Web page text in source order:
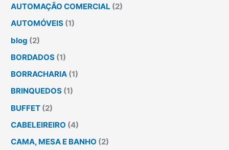
AUTOMAÇÃO COMERCIAL (2)
AUTOMÓVEIS (1)
blog (2)
BORDADOS (1)
BORRACHARIA (1)
BRINQUEDOS (1)
BUFFET (2)
CABELEIREIRO (4)
CAMA, MESA E BANHO (2)